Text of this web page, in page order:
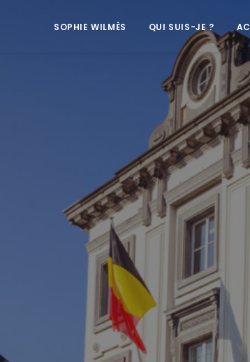
SOPHIE WILMÈS QUI SUIS-JE ?